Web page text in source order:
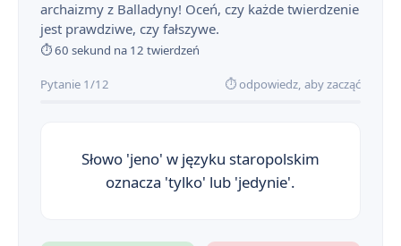
archaizmy z Balladyny! Oceń, czy każde twierdzenie
jest prawdziwe, czy fałszywe.
⏱ 60 sekund na 12 twierdzeń
Pytanie 1/12 ⏱ odpowiedz, aby zacząć
Słowo 'jeno' w języku staropolskim
oznacza 'tylko' lub 'jedynie'.